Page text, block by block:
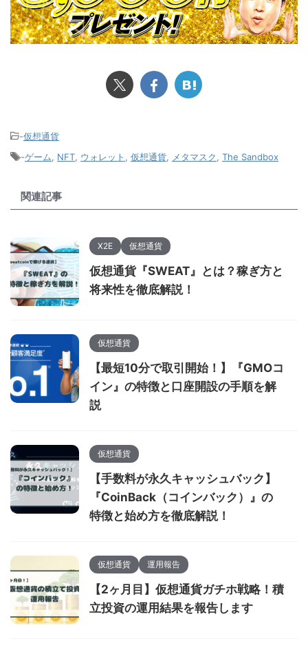
-仮想通貨
-ゲーム NFT ウォレット 仮想通貨 メタマスク The Sandbox
関連記事
X2E 仮想通貨
仮想通貨『SWEAT』とは？稼ぎ方と
将来性を徹底解説！
仮想通貨
【最短10分で取引開始！】『GMOコ
イン』の特徴と口座開設の手順を解
説
仮想通貨
【手数料が永久キャッシュバック】
『CoinBack（コインバック）』の
特徴と始め方を徹底解説！
仮想通貨 運用報告
【2ヶ月目】仮想通貨ガチホ戦略！積
立投資の運用結果を報告します